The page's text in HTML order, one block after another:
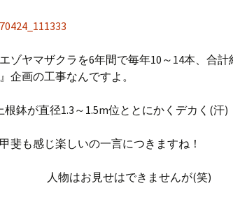
ゾヤマザクラを6年間で毎年10～14本、合計
企画の工事なんですよ。
鉢が直径1.3～1.5m位ととにかくデカく(汗)
斐も感じ楽しいの一言につきますね！
人物はお見せはできませんが(笑)